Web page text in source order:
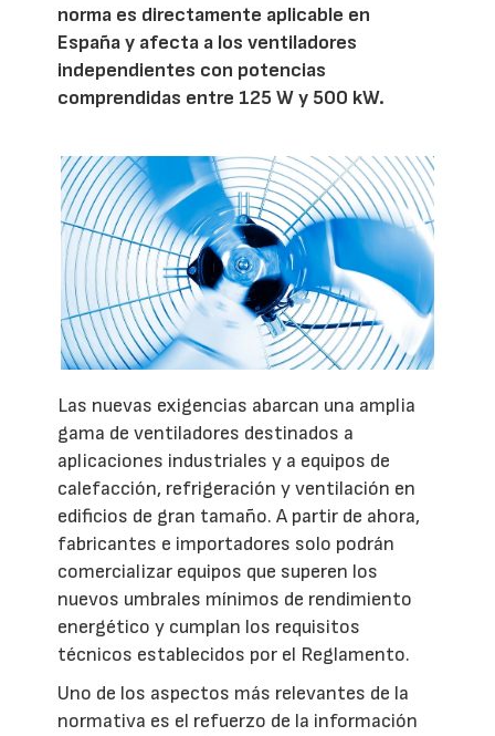
norma es directamente aplicable en
España y afecta a los ventiladores
independientes con potencias
comprendidas entre 125 W y 500 kW.
Las nuevas exigencias abarcan una amplia
gama de ventiladores destinados a
aplicaciones industriales y a equipos de
calefacción, refrigeración y ventilación en
edificios de gran tamaño. A partir de ahora,
fabricantes e importadores solo podrán
comercializar equipos que superen los
nuevos umbrales mínimos de rendimiento
energético y cumplan los requisitos
técnicos establecidos por el Reglamento.
Uno de los aspectos más relevantes de la
normativa es el refuerzo de la información